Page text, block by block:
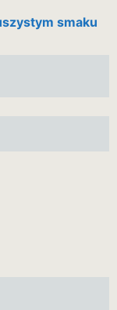
smaku